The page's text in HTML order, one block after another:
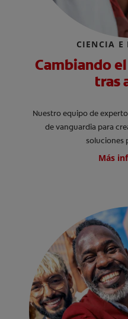
CIENCIA E
Cambiando
tras
Nuestro equipo de
de vanguardia para
soluciones
Más